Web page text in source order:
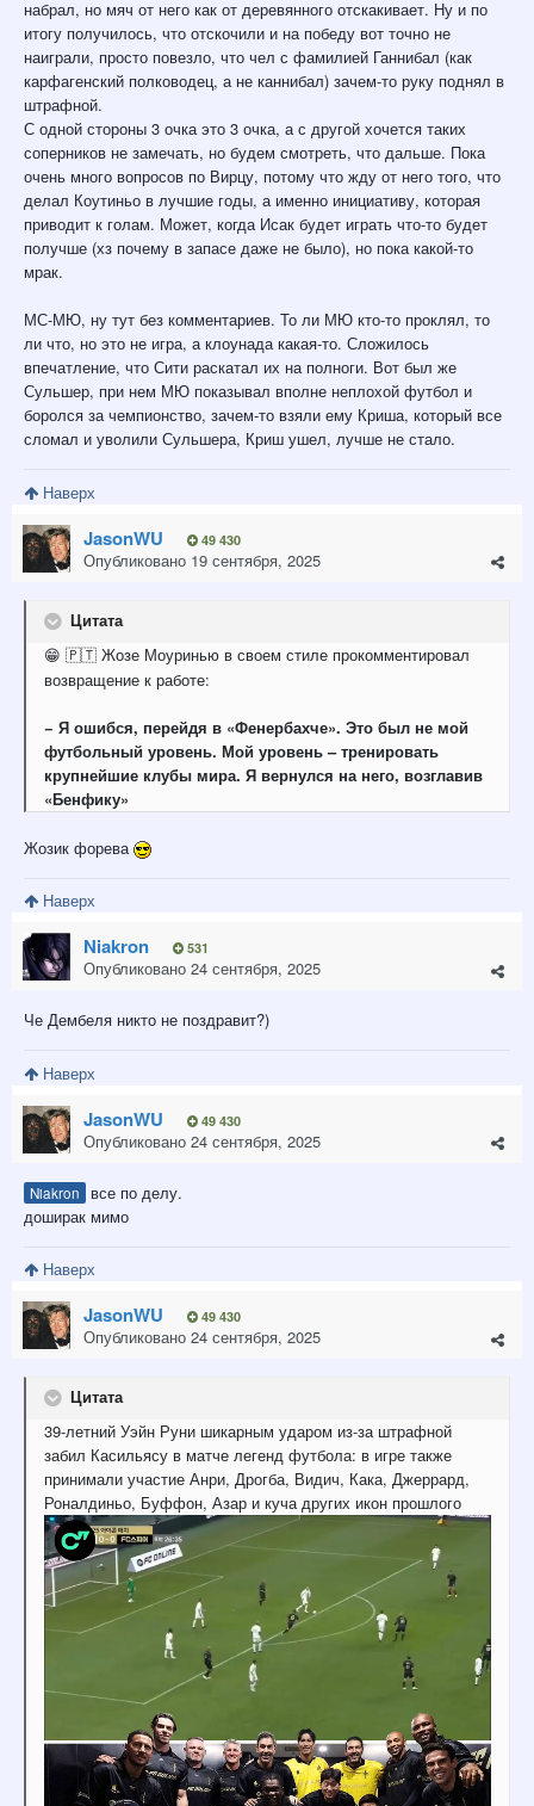
набрал, но мяч от него как от деревянного отскакивает. Ну и по
итогу получилось, что отскочили и на победу вот точно не
наиграли, просто повезло, что чел с фамилией Ганнибал (как
карфагенский полководец, а не каннибал) зачем-то руку поднял в
штрафной.
С одной стороны 3 очка это 3 очка, а с другой хочется таких
соперников не замечать, но будем смотреть, что дальше. Пока
очень много вопросов по Вирцу, потому что жду от него того, что
делал Коутиньо в лучшие годы, а именно инициативу, которая
приводит к голам. Может, когда Исак будет играть что-то будет
получше (хз почему в запасе даже не было), но пока какой-то
мрак.
МС-МЮ, ну тут без комментариев. То ли МЮ кто-то проклял, то
ли что, но это не игра, а клоунада какая-то. Сложилось
впечатление, что Сити раскатал их на полноги. Вот был же
Сульшер, при нем МЮ показывал вполне неплохой футбол и
боролся за чемпионство, зачем-то взяли ему Криша, который все
сломал и уволили Сульшера, Криш ушел, лучше не стало.
Наверх
JasonWU 49 430
Опубликовано 19 сентября, 2025
Цитата
😁 🇵🇹 Жозе Моуринью в своем стиле прокомментировал
возвращение к работе:
− Я ошибся, перейдя в «Фенербахче». Это был не мой
футбольный уровень. Мой уровень – тренировать
крупнейшие клубы мира. Я вернулся на него, возглавив
«Бенфику»
Жозик форева
Наверх
Niakron 531
Опубликовано 24 сентября, 2025
Че Дембеля никто не поздравит?)
Наверх
JasonWU 49 430
Опубликовано 24 сентября, 2025
Niakron
все по делу.
доширак мимо
Наверх
JasonWU 49 430
Опубликовано 24 сентября, 2025
Цитата
39-летний Уэйн Руни шикарным ударом из-за штрафной
забил Касильясу в матче легенд футбола: в игре также
принимали участие Анри, Дрогба, Видич, Кака, Джеррард,
Роналдиньо, Буффон, Азар и куча других икон прошлого